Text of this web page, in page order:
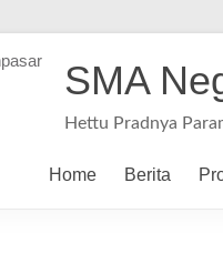
SMA
Hettu Pradnya
Home Berita